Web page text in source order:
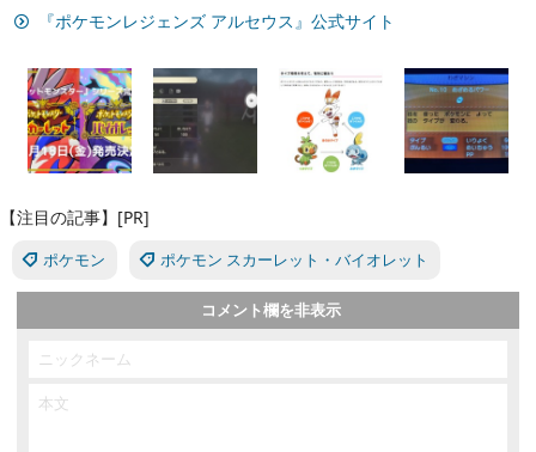
『ポケモンレジェンズ アルセウス』公式サイト
【注目の記事】[PR]
ポケモン ポケモン スカーレット・バイオレット
コメント欄を非表示